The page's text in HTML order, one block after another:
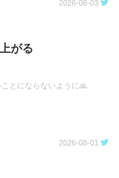
2026-08-03
がる
とにならないように🙏
2026-08-01